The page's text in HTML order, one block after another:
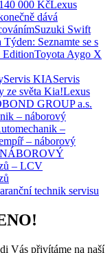
000 KčLexus
dává
Suzuki Swift
Týden: Seznamte se s
EditionToyota Aygo X
Servis KIAServis
ze světa Kia!Lexus
GROUP a.s.
– náborový
–
– náborový
NÁBOROVÝ
– LCV
technik servisu
Vás přivítáme na naší